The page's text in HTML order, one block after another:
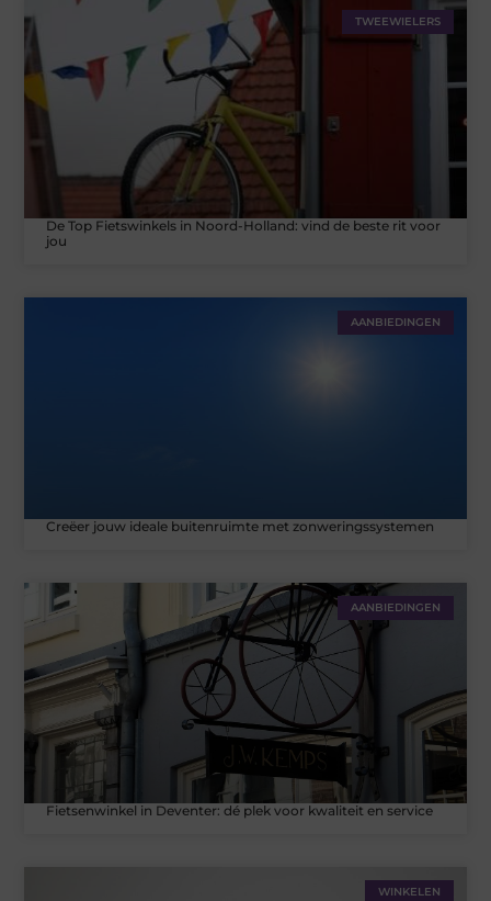
TWEEWIELERS
De Top Fietswinkels in Noord-Holland: vind de beste rit voor
jou
AANBIEDINGEN
Creëer jouw ideale buitenruimte met zonweringssystemen
AANBIEDINGEN
Fietsenwinkel in Deventer: dé plek voor kwaliteit en service
WINKELEN